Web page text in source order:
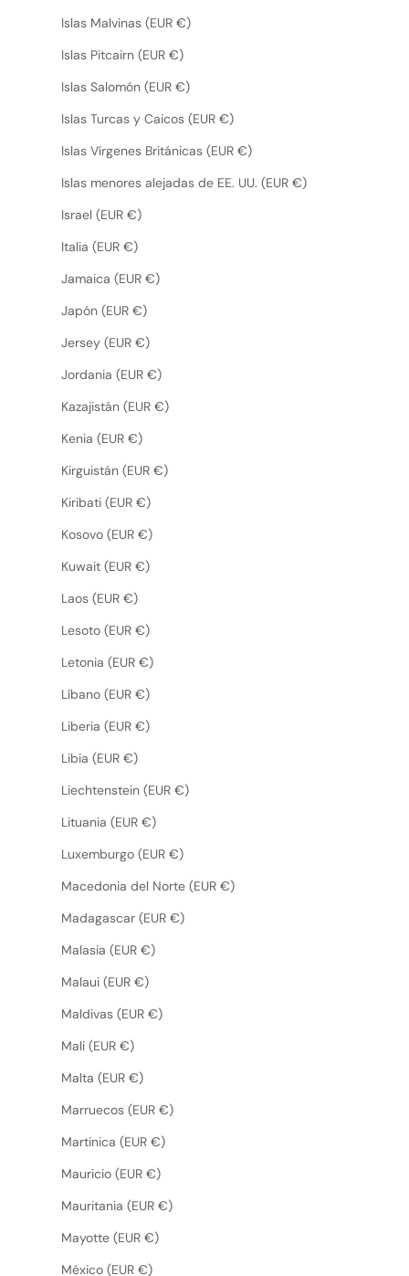
Islas Malvinas (EUR €)
Islas Pitcairn (EUR €)
Islas Salomón (EUR €)
Islas Turcas y Caicos (EUR €)
Islas Vírgenes Británicas (EUR €)
Islas menores alejadas de EE. UU. (EUR €)
Israel (EUR €)
Italia (EUR €)
Jamaica (EUR €)
Japón (EUR €)
Jersey (EUR €)
Jordania (EUR €)
Kazajistán (EUR €)
Kenia (EUR €)
Kirguistán (EUR €)
Kiribati (EUR €)
Kosovo (EUR €)
Kuwait (EUR €)
Laos (EUR €)
Lesoto (EUR €)
Letonia (EUR €)
Líbano (EUR €)
Liberia (EUR €)
Libia (EUR €)
Liechtenstein (EUR €)
Lituania (EUR €)
Luxemburgo (EUR €)
Macedonia del Norte (EUR €)
Madagascar (EUR €)
Malasia (EUR €)
Malaui (EUR €)
Maldivas (EUR €)
Mali (EUR €)
Malta (EUR €)
Marruecos (EUR €)
Martinica (EUR €)
Mauricio (EUR €)
Mauritania (EUR €)
Mayotte (EUR €)
México (EUR €)